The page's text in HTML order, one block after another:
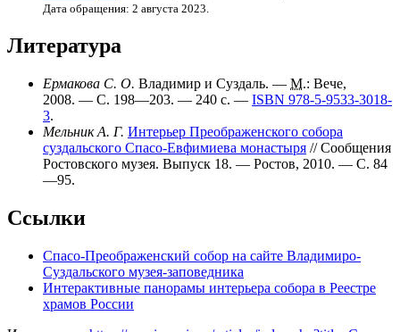
Дата обращения: 2 августа 2023.
Литература
Ермакова С. О. Владимир и Суздаль. — М.: Вече,
2008. — С. 198—203. — 240 с. — ISBN 978-5-9533-3018-
3.
Мельник А. Г. Интерьер Преображенского собора
суздальского Спасо-Евфимиева монастыря // Сообщения
Ростовского музея. Выпуск 18. — Ростов, 2010. — С. 84
—95.
Ссылки
Спасо-Преображенский собор на сайте Владимиро-
Суздальского музея-заповедника
Интерактивные панорамы интерьера собора в Реестре
храмов России